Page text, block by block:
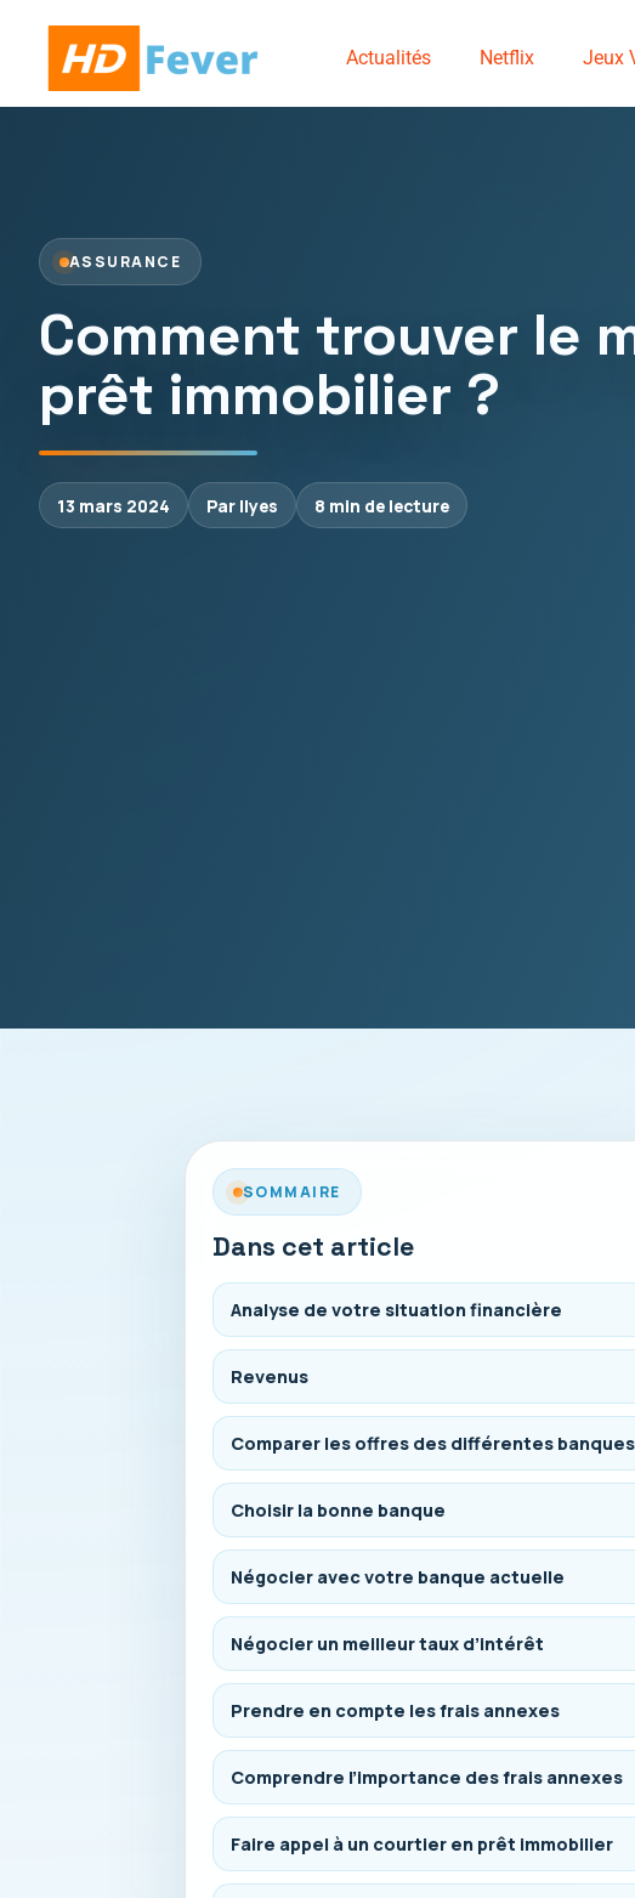
Actualités Netflix Jeux
ASSURANCE
Comment trouver le
prêt immobilier ?
13 mars 2024 Par Ilyes 8 min de lecture
SOMMAIRE
Dans cet article
Analyse de votre situation financière
Revenus
Comparer les offres des différentes banques
Choisir la bonne banque
Négocier avec votre banque actuelle
Négocier un meilleur taux d’intérêt
Prendre en compte les frais annexes
Comprendre l’importance des frais annexes
Faire appel à un courtier en prêt immobilier